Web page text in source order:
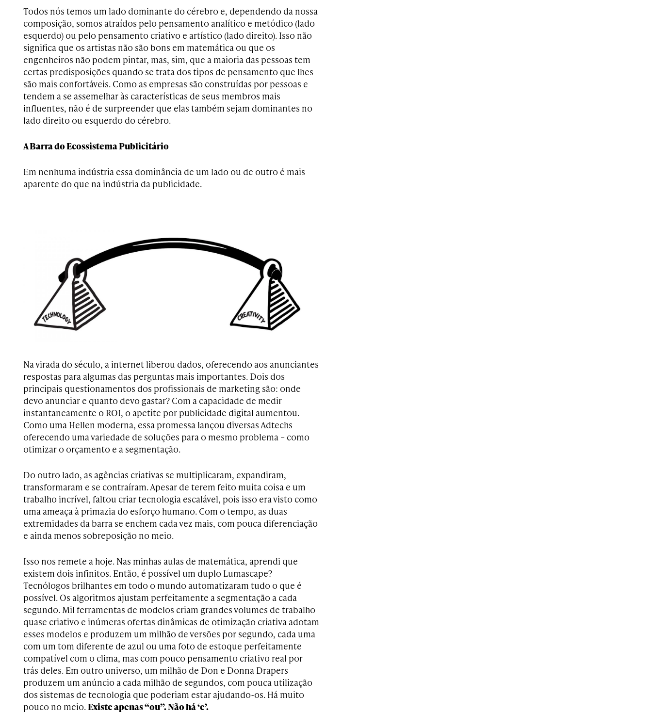
Todos nós temos um lado dominante do cérebro e, dependendo da nossa
composição, somos atraídos pelo pensamento analítico e metódico (lado
esquerdo) ou pelo pensamento criativo e artístico (lado direito). Isso não
significa que os artistas não são bons em matemática ou que os
engenheiros não podem pintar, mas, sim, que a maioria das pessoas tem
certas predisposições quando se trata dos tipos de pensamento que lhes
são mais confortáveis. Como as empresas são construídas por pessoas e
tendem a se assemelhar às características de seus membros mais
influentes, não é de surpreender que elas também sejam dominantes no
lado direito ou esquerdo do cérebro.
A Barra do Ecossistema Publicitário
Em nenhuma indústria essa dominância de um lado ou de outro é mais
aparente do que na indústria da publicidade.
Na virada do século, a internet liberou dados, oferecendo aos anunciantes
respostas para algumas das perguntas mais importantes. Dois dos
principais questionamentos dos profissionais de marketing são: onde
devo anunciar e quanto devo gastar? Com a capacidade de medir
instantaneamente o ROI, o apetite por publicidade digital aumentou.
Como uma Hellen moderna, essa promessa lançou diversas Adtechs
oferecendo uma variedade de soluções para o mesmo problema – como
otimizar o orçamento e a segmentação.
Do outro lado, as agências criativas se multiplicaram, expandiram,
transformaram e se contraíram. Apesar de terem feito muita coisa e um
trabalho incrível, faltou criar tecnologia escalável, pois isso era visto como
uma ameaça à primazia do esforço humano. Com o tempo, as duas
extremidades da barra se enchem cada vez mais, com pouca diferenciação
e ainda menos sobreposição no meio.
Isso nos remete a hoje. Nas minhas aulas de matemática, aprendi que
existem dois infinitos. Então, é possível um duplo Lumascape?
Tecnólogos brilhantes em todo o mundo automatizaram tudo o que é
possível. Os algoritmos ajustam perfeitamente a segmentação a cada
segundo. Mil ferramentas de modelos criam grandes volumes de trabalho
quase criativo e inúmeras ofertas dinâmicas de otimização criativa adotam
esses modelos e produzem um milhão de versões por segundo, cada uma
com um tom diferente de azul ou uma foto de estoque perfeitamente
compatível com o clima, mas com pouco pensamento criativo real por
trás deles. Em outro universo, um milhão de Don e Donna Drapers
produzem um anúncio a cada milhão de segundos, com pouca utilização
dos sistemas de tecnologia que poderiam estar ajudando-os. Há muito
pouco no meio.Existe apenas “ou”. Não há ‘e’.